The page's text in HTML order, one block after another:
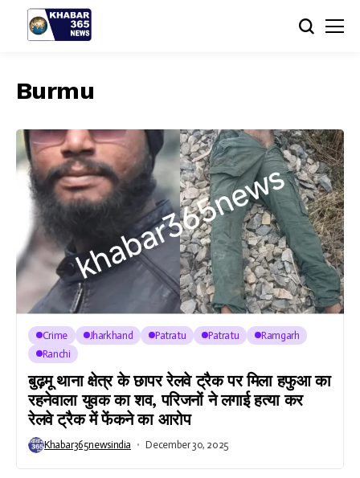
Burmu
Crime Jharkhand Patratu Patratu
Ramgarh
Ranchi
बुढ़मू थाना क्षेत्र के छापर रेलवे ट्रैक पर मिला हफुआ का
रहनेवाला युवक का शव, परिजनों ने लगाई हत्या कर
रेलवे ट्रैक में फेंकने का आरोप
Khabar365newsindia December 30, 2025